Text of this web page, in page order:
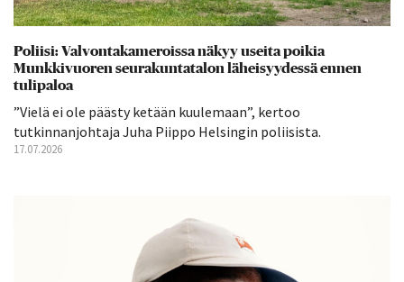
Poliisi: Valvontakameroissa näkyy useita poikia
Munkkivuoren seurakuntatalon läheisyydessä ennen
tulipaloa
”Vielä ei ole päästy ketään kuulemaan”, kertoo
tutkinnanjohtaja Juha Piippo Helsingin poliisista.
17.07.2026